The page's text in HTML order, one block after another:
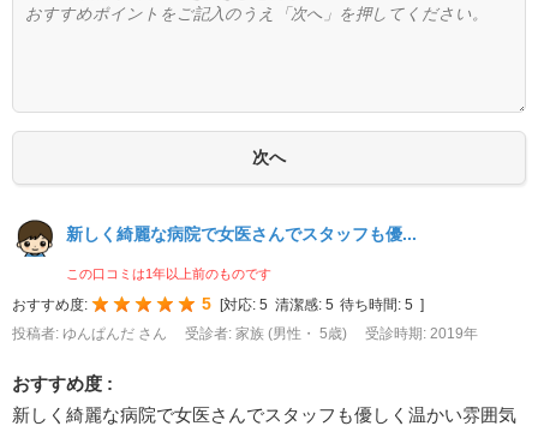
新しく綺麗な病院で女医さんでスタッフも優...
この口コミは1年以上前のものです
おすすめ度: 5 [対応: 5 清潔感: 5 待ち時間: 5 ]
投稿者: ゆんぱんだ さん
受診者: 家族 (男性・ 5歳) 受診時期: 2019年
おすすめ度 :
新しく綺麗な病院で女医さんでスタッフも優しく温かい雰囲気